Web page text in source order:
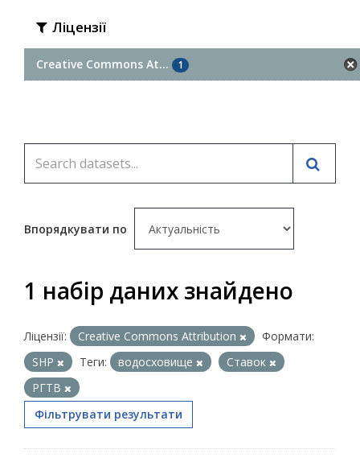
Ліцензії
Creative Commons At... 1
Впорядкувати по
1 набір даних знайдено
Ліцензії: Creative Commons Attribution
Формати:
SHP
Теги: водосховище
Ставок
РГТВ
Фільтрувати результати